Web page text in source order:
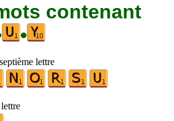
contenant
•
lettre